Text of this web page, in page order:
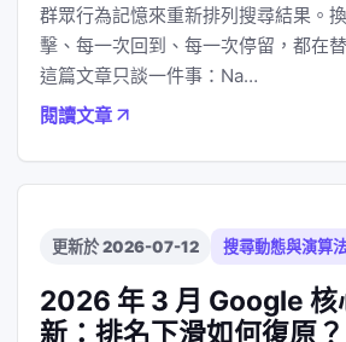
群眾行為記憶來重新排列搜尋結果。
擊、每一次回到、每一次停留，都在
這篇文章只談一件事：Na…
閱讀文章
更新於 2026-07-12 搜尋動態與演算
2026 年 3 月 Google 核
新：排名下滑如何復原